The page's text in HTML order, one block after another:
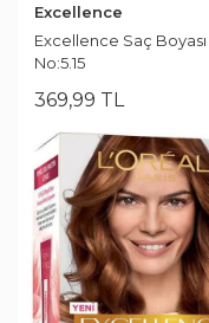
Excellence
Excellence Saç Boyası
No:5.15
369,99 TL